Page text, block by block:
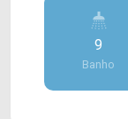
terreno,
pavimento
direito alto. > 02 banheiros sociais; > 04 vagas de
garagem. O pavimento 02 possui uma casa ao
fundo do
9
Banho